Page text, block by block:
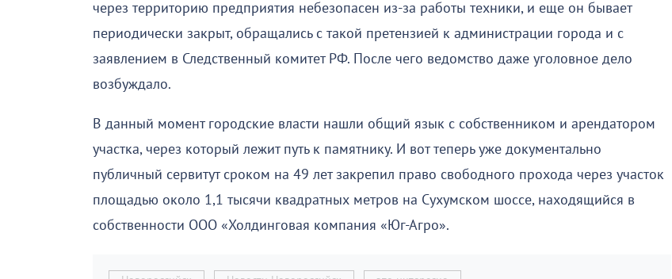
через территорию предприятия небезопасен из-за работы техники, и еще он бывает
периодически закрыт, обращались с такой претензией к администрации города и с
заявлением в Следственный комитет РФ. После чего ведомство даже уголовное дело
возбуждало.
В данный момент городские власти нашли общий язык с собственником и арендатором
участка, через который лежит путь к памятнику. И вот теперь уже документально
публичный сервитут сроком на 49 лет закрепил право свободного прохода через участок
площадью около 1,1 тысячи квадратных метров на Сухумском шоссе, находящийся в
собственности ООО «Холдинговая компания «Юг-Агро».